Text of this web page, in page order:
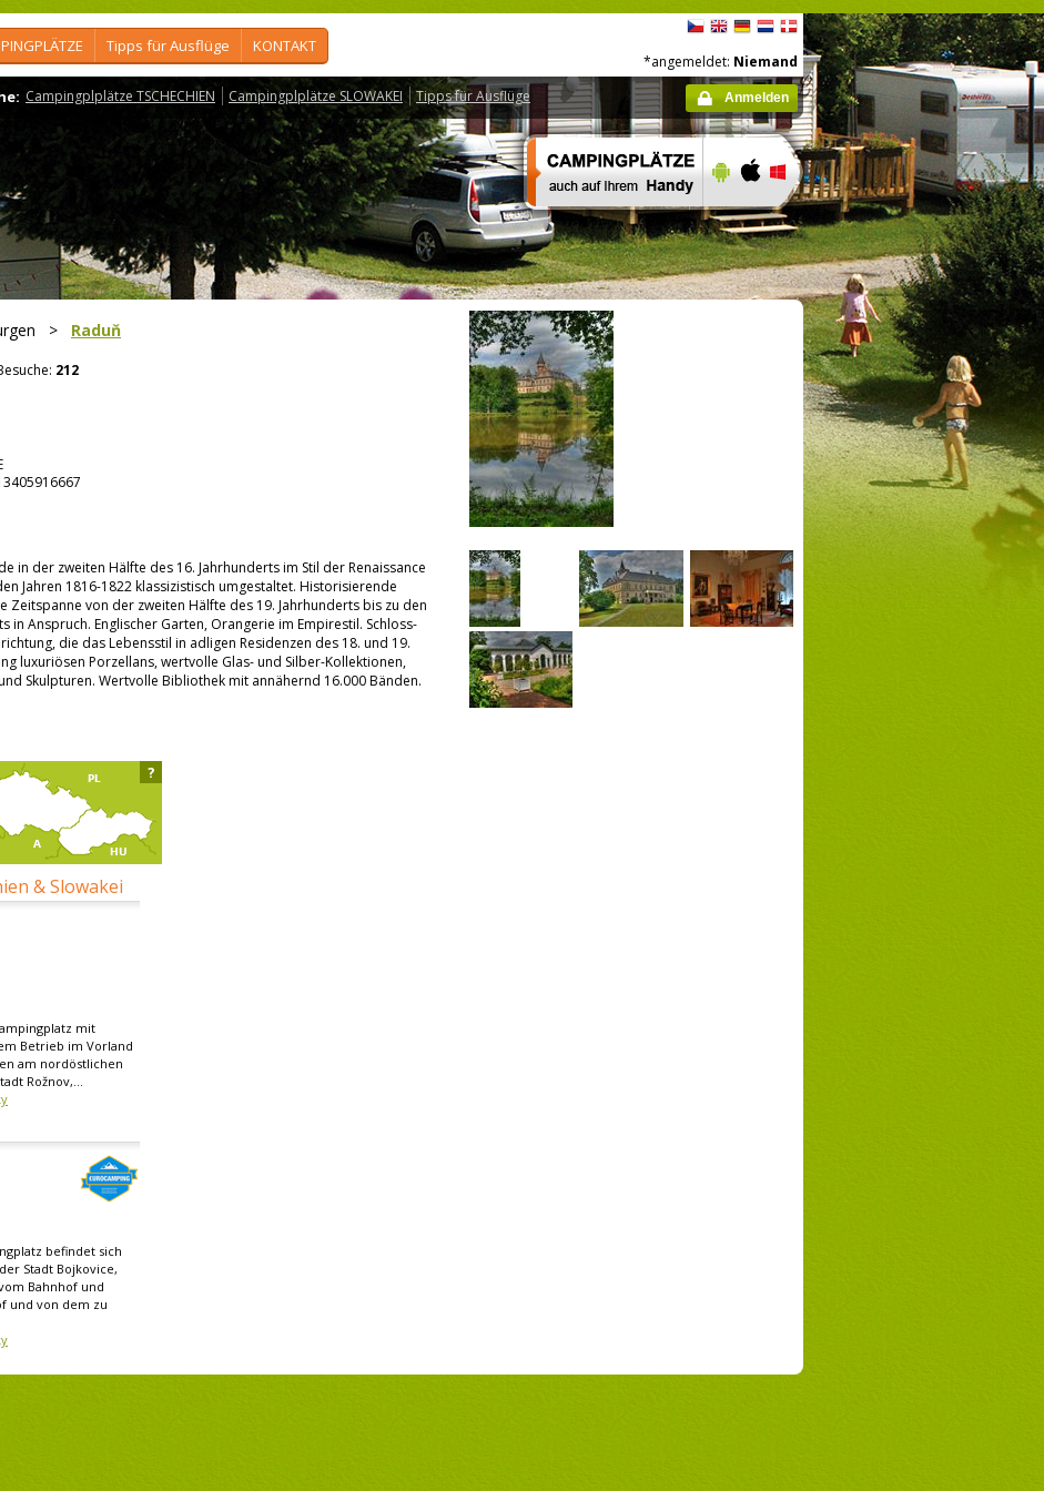
Tipps für Ausflüge KONTAKT
Campingplplätze TSCHECHIEN Campingplplätze SLOWAKEI Tipps für Ausflüge
*angemeldet: Niemand
Anmelden
> Raduň
212
in der zweiten Hälfte des 16. Jahrhunderts im Stil der Renaissance
Jahren 1816-1822 klassizistisch umgestaltet. Historisierende
Zeitspanne von der zweiten Hälfte des 19. Jahrhunderts bis zu den
in Anspruch. Englischer Garten, Orangerie im Empirestil. Schloss-
die das Lebensstil in adligen Residenzen des 18. und 19.
luxuriösen Porzellans, wertvolle Glas- und Silber-Kollektionen,
Skulpturen. Wertvolle Bibliothek mit annähernd 16.000 Bänden.
& Slowakei
mit
Betrieb im Vorland
am nordöstlichen
Rožnov,...
befindet sich
Stadt Bojkovice,
Bahnhof und
und von dem zu
?